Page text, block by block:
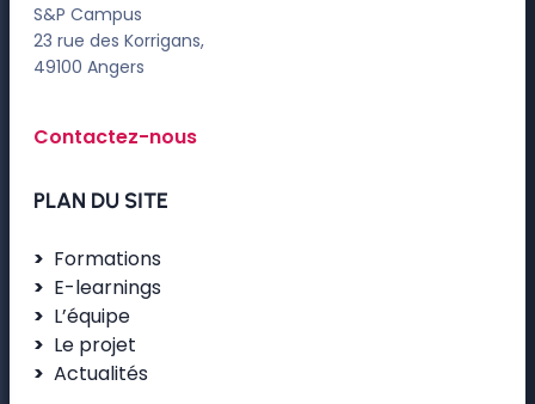
S&P Campus
23 rue des Korrigans,
49100 Angers
Contactez-nous
PLAN DU SITE
Formations
E-learnings
L’équipe
Le projet
Actualités